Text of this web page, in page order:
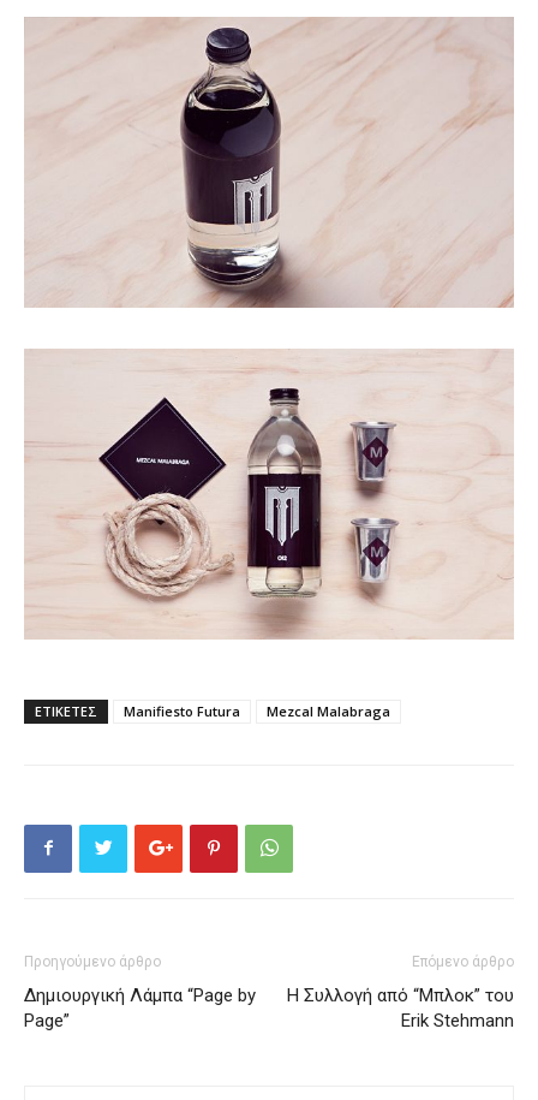
ΕΤΙΚΕΤΕΣ Manifiesto Futura Mezcal Malabraga
Προηγούμενο άρθρο
Δημιουργική Λάμπα “Page by
Page”
Επόμενο άρθρο
Η Συλλογή από “Μπλοκ” του
Erik Stehmann